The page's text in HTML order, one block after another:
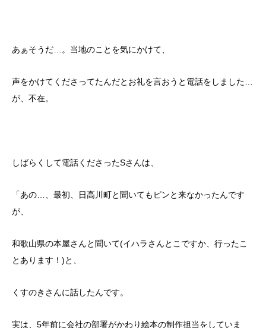
あぁそうだ…。当地のことを気にかけて、
声をかけてくださってたんだとお礼を言おうと電話をしました…
が、不在。
しばらくして電話くださったSさんは、
「あの…、最初、日高川町と聞いてもピンと来なかったんです
が、
和歌山県の本屋さんと聞いて(イハラさんとこですか、行ったこ
とあります！)と、
くすのきさんに話したんです。
実は、5年前に会社の部署がかわり絵本の制作担当をしていま